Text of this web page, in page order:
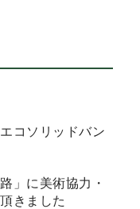
コソリッドバン
」に美術協力・
きました